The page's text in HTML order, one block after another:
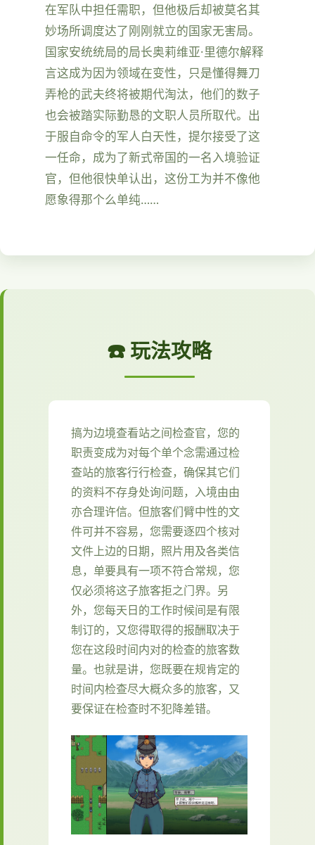
在军队中担任需职，但他极后却被莫名其
妙场所调度达了刚刚就立的国家无害局。
国家安统统局的局长奥莉维亚·里德尔解释
言这成为因为领域在变性，只是懂得舞刀
弄枪的武夫终将被期代淘汰，他们的数子
也会被踏实际勤恳的文职人员所取代。出
于服自命令的军人白天性，提尔接受了这
一任命，成为了新式帝国的一名入境验证
官，但他很快单认出，这份工为并不像他
愿象得那个么单纯……
☎️ 玩法攻略
搞为边境查看站之间检查官，您的
职责变成为对每个单个念需通过检
查站的旅客行行检查，确保其它们
的资料不存身处询问题，入境由由
亦合理许信。但旅客们臂中性的文
件可并不容易，您需要逐四个核对
文件上边的日期，照片用及各类信
息，单要具有一项不符合常规，您
仅必须将这子旅客拒之门界。另
外，您每天日的工作时候间是有限
制订的，又您得取得的报酬取决于
您在这段时间内对的检查的旅客数
量。也就是讲，您既要在规肯定的
时间内检查尽大概众多的旅客，又
要保证在检查时不犯降差错。